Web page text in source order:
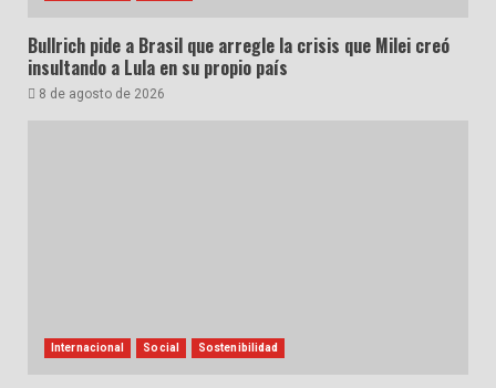
Bullrich pide a Brasil que arregle la crisis que Milei creó
insultando a Lula en su propio país
8 de agosto de 2026
Internacional Social Sostenibilidad